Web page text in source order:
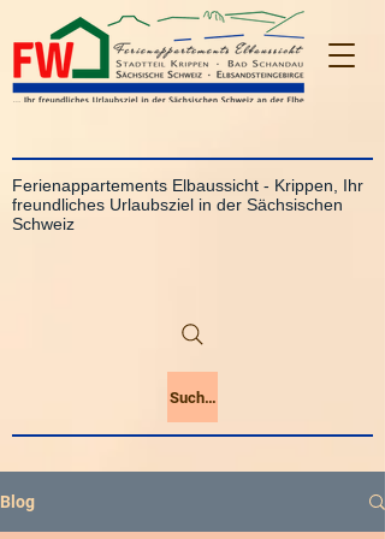
Ferienappartements Elbaussicht - Krippen, Ihr
freundliches Urlaubsziel in der Sächsischen
Schweiz
Suchen
Blog